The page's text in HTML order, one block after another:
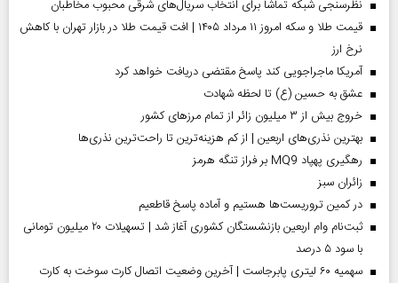
نظرسنجی شبکه تماشا برای انتخاب سریال‌های شرقی محبوب مخاطبان
قیمت طلا و سکه امروز ۱۱ مرداد ۱۴۰۵ | افت قیمت طلا در بازار تهران با کاهش
نرخ ارز
آمریکا ماجراجویی کند پاسخ مقتضی دریافت خواهد کرد
عشق به حسین (ع) تا لحظه شهادت
خروج بیش از ۳ میلیون زائر از تمام مرز‌های کشور
بهترین نذری‌های اربعین | از کم هزینه‌ترین تا راحت‌ترین نذری‌ها
رهگیری پهپاد MQ9 بر فراز تنگه هرمز
‌زائران سبز
در کمین تروریست‌ها هستیم و آماده پاسخ قاطعیم
ثبت‌نام وام اربعین بازنشستگان کشوری آغاز شد | تسهیلات ۲۰ میلیون تومانی
با سود ۵ درصد
سهمیه ۶۰ لیتری پابرجاست | آخرین وضعیت اتصال کارت سوخت به کارت